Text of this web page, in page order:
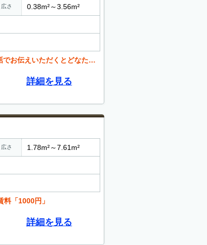
広さ 0.38m²～3.56m²
も値引き可能。 お気軽にご相談ください。
詳細を見る
広さ 1.78m²～7.61m²
「1000円」
詳細を見る